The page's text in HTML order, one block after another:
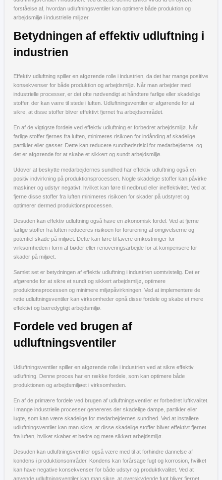
forståelse af, hvordan udluftningsventiler kan optimere både produktion og
arbejdsmiljø i industrielle miljøer.
Betydningen af effektiv udluftning i
industrien
Effektiv udluftning spiller en afgørende rolle i industrien, da det har mange positive
konsekvenser for både produktion og arbejdsmiljø. Når man arbejder med
industrielle processer, er det ofte nødvendigt at håndtere farlige eller skadelige
stoffer, der kan være til stede i luften. Udluftningsventiler er afgørende for at
sikre, at disse stoffer bliver effektivt fjernet fra arbejdsområdet.
En af de vigtigste fordele ved effektiv udluftning er forbedret arbejdsmiljø. Når
farlige stoffer fjernes fra luften, minimeres risikoen for indånding af skadelige
partikler eller gasser. Dette kan reducere sundhedsrisici for medarbejderne, og
det er afgørende for at skabe et sikkert og sundt arbejdsmiljø.
Udover at beskytte medarbejdernes sundhed har effektiv udluftning også en
positiv indvirkning på produktionsprocessen. Nogle skadelige stoffer kan påvirke
maskiner og udstyr negativt, hvilket kan føre til nedbrud eller ineffektivitet. Ved at
fjerne disse stoffer fra luften minimeres risikoen for skader på udstyret og
optimerer dermed produktionsprocessen.
Desuden kan effektiv udluftning også have en økonomisk fordel. Ved at fjerne
farlige stoffer fra luften reduceres risikoen for forurening af omgivelserne og
potentiel skade på miljøet. Dette kan føre til lavere omkostninger for
virksomheden i form af bøder eller renoveringsarbejde for at kompensere for
skader på miljøet.
Samlet set er betydningen af effektiv udluftning i industrien uomtvistelig. Det er
afgørende for at sikre et sundt og sikkert arbejdsmiljø, optimere
produktionsprocessen og minimere miljøpåvirkningen. Ved at implementere de
rette udluftningsventiler kan virksomheder opnå disse fordele og skabe et mere
effektivt og bæredygtigt arbejdsmiljø.
Fordele ved brugen af
udluftningsventiler
Udluftningsventiler spiller en afgørende rolle i industrien ved at sikre effektiv
udluftning. Denne proces har en række fordele, som kan optimere både
produktionen og arbejdsmiljøet i virksomheden.
En af de primære fordele ved brugen af udluftningsventiler er forbedret luftkvalitet.
I mange industrielle processer genereres der skadelige dampe, partikler eller
lugte, som kan være skadelige for medarbejdernes sundhed. Ved at installere
udluftningsventiler kan man sikre, at disse skadelige stoffer bliver effektivt fjernet
fra luften, hvilket skaber et bedre og mere sikkert arbejdsmiljø.
Desuden kan udluftningsventiler også være med til at forhindre dannelse af
kondens i produktionsområder. Kondens kan forårsage fugt og korrosion, hvilket
kan have negative konsekvenser for både udstyr og produktkvalitet. Ved at
anvende udluftningsventiler kan man sikre, at overskydende fugt bliver fjernet,